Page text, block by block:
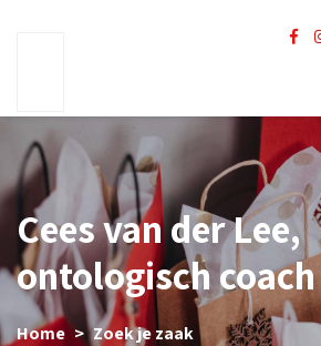
Cees van der Lee,
ontologisch coach
Home
Zoek je zaak